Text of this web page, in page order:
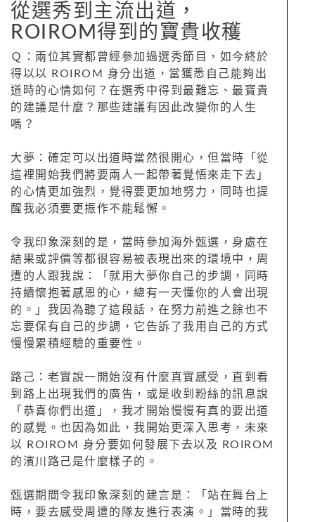
從選秀到主流出道，
ROIROM得到的寶貴收穫
Ｑ：兩位其實都曾經參加過選秀節目，如今終於
得以以 ROIROM 身分出道，當獲悉自己能夠出
道時的心情如何？在選秀中得到最難忘、最寶貴
的建議是什麼？那些建議有因此改變你的人生
嗎？
大夢：確定可以出道時當然很開心，但當時「從
這裡開始我們將要兩人一起帶著覺悟來走下去」
的心情更加強烈，覺得要更加地努力，同時也提
醒我必須要更振作不能鬆懈。
令我印象深刻的是，當時參加海外甄選，身處在
結果或評價等都很容易被表現出來的環境中，周
遭的人跟我說：「就用大夢你自己的步調，同時
持續懷抱著感恩的心，總有一天懂你的人會出現
的。」我因為聽了這段話，在努力前進之餘也不
忘要保有自己的步調，它告訴了我用自己的方式
慢慢累積經驗的重要性。
路己：老實說一開始沒有什麼真實感受，直到看
到路上出現我們的廣告，或是收到粉絲的訊息說
「恭喜你們出道」，我才開始慢慢有真的要出道
的感覺。也因為如此，我開始更深入思考，未來
以 ROIROM 身分要如何發展下去以及 ROIROM
的濱川路己是什麼樣子的。
甄選期間令我印象深刻的建言是：「站在舞台上
時，要去感受周遭的隊友進行表演。」當時的我